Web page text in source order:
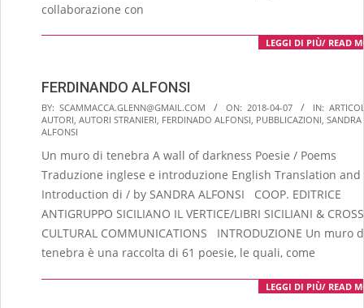
collaborazione con
LEGGI DI PIÙ/ READ
FERDINANDO ALFONSI
2018-
04-
BY: SCAMMACCA.GLENN@GMAIL.COM ON: 2018-04-07 IN:
AUTORI, AUTORI STRANIERI, FERDINADO ALFONSI, PUBBLICAZIONI, SANDRA
ALFONSI
Un muro di tenebra A wall of darkness Poesie / Poems
Traduzione inglese e introduzione English Translation and
Introduction di / by SANDRA ALFONSI COOP. EDITRICE
ANTIGRUPPO SICILIANO IL VERTICE/LIBRI SICILIANI &
CULTURAL COMMUNICATIONS INTRODUZIONE Un muro
tenebra è una raccolta di 61 poesie, le quali, come
LEGGI DI PIÙ/ READ